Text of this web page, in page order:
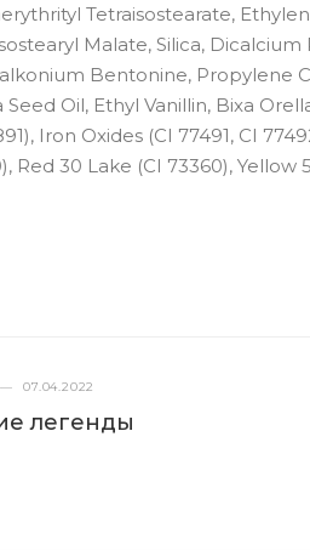
Tetraisostearate,
Malate, Silica,
Bentonine, Propylene
Oil, Ethyl Vanillin, Bixa
Iron Oxides (CI 77491, CI
Red 30 Lake (CI 73360), Yellow
— 07.04.2022
легенды